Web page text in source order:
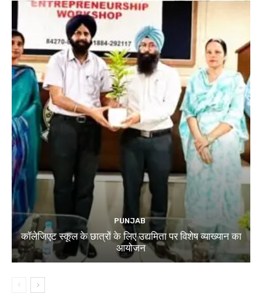
PUNJAB
कॉलेजिएट स्कूल के छात्रों के लिए उद्यमिता पर विशेष व्याख्यान का
आयोजन